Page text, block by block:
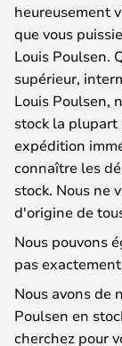
heureusement
que vous
Louis Poulsen.
supérieur,
Louis Poulsen,
stock la plupart
expédition
connaître les
stock. Nous ne
d'origine de
Nous pouvons
pas
Nous avons de
Poulsen en
cherchez pour